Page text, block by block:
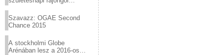
Szavazz: OGAE Second
Chance 2015
A stockholmi Globe
Arénában lesz a 2016-os